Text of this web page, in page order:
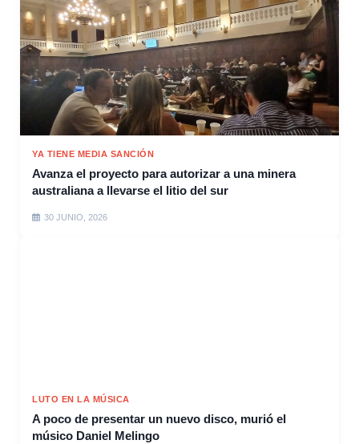
YA TIENE MEDIA SANCIÓN
Avanza el proyecto para autorizar a una minera
australiana a llevarse el litio del sur
30 JUNIO, 2026
LUTO EN LA MÚSICA
A poco de presentar un nuevo disco, murió el
músico Daniel Melingo